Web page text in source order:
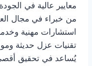
معايير عالية في
من خبراء في مجال
استشارات مهنية
تقنيات عزل حديثة
يُساعد في تحقيق أقصى